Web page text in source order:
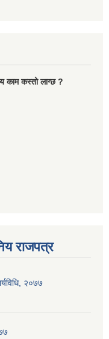
काम कस्तो लाग्छ ?
राजपत्र
२०७७